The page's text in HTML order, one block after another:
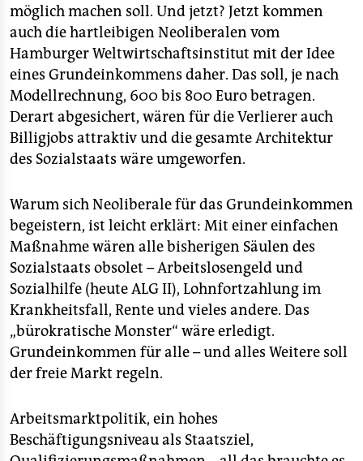
möglich machen soll. Und jetzt? Jetzt kommen
auch die hartleibigen Neoliberalen vom
Hamburger Weltwirtschaftsinstitut mit der Idee
eines Grundeinkommens daher. Das soll, je nach
Modellrechnung, 600 bis 800 Euro betragen.
Derart abgesichert, wären für die Verlierer auch
Billigjobs attraktiv und die gesamte Architektur
des Sozialstaats wäre umgeworfen.
Warum sich Neoliberale für das Grundeinkommen
begeistern, ist leicht erklärt: Mit einer einfachen
Maßnahme wären alle bisherigen Säulen des
Sozialstaats obsolet – Arbeitslosengeld und
Sozialhilfe (heute ALG II), Lohnfortzahlung im
Krankheitsfall, Rente und vieles andere. Das
„bürokratische Monster“ wäre erledigt.
Grundeinkommen für alle – und alles Weitere soll
der freie Markt regeln.
Arbeitsmarktpolitik, ein hohes
Beschäftigungsniveau als Staatsziel,